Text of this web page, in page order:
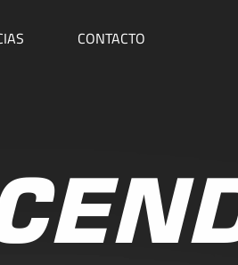
CONTACTO